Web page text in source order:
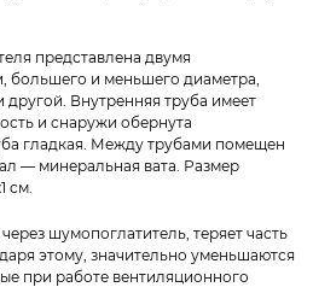
представлена двумя
большего и меньшего диаметра,
Внутренняя труба имеет
и снаружи обернута
гладкая. Между трубами помещен
— минеральная вата. Размер
см.
шумопоглатитель, теряет часть
этому, значительно уменьшаются
при работе вентиляционного